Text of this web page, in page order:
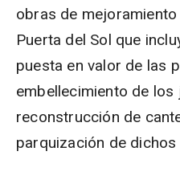
obras de
Puerta del Sol que
puesta en valor de las
embellecimiento de los
reconstrucción de
parquización de dichos